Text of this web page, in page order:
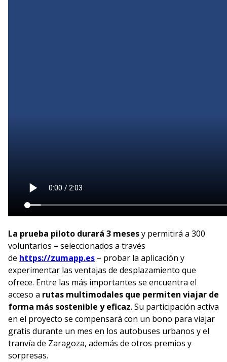
La prueba piloto durará 3 mesesy permitirá a 300
voluntarios – seleccionados a través
de https://zumapp.es(se abre en nueva ventana)
– probar la aplicación y
experimentar las ventajas de desplazamiento que
ofrece. Entre las más importantes se encuentra el
acceso a rutas multimodales que permiten viajar de
forma más sostenible y eficaz. Su participación activa
en el proyecto se compensará con un bono para viajar
gratis durante un mes en los autobuses urbanos y el
tranvía de Zaragoza, además de otros premios y
sorpresas.